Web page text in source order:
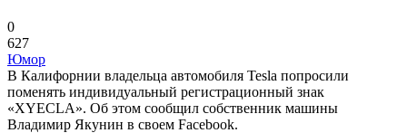
0
627
Юмор
В Калифорнии владельца автомобиля Tesla попросили
поменять индивидуальный регистрационный знак
«XYECLA». Об этом сообщил собственник машины
Владимир Якунин в своем Facebook.